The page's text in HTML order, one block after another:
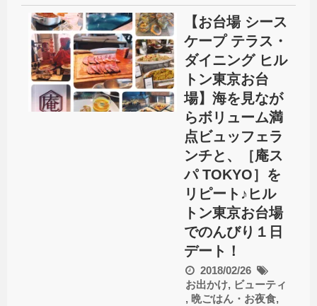
【お台場 シース
ケープ テラス・
ダイニング ヒル
トン東京お台
場】海を見なが
らボリューム満
点ビュッフェラ
ンチと、［庵ス
パ TOKYO］を
リピート♪ヒル
トン東京お台場
でのんびり１日
デート！
2018/02/26
お出かけ, ビューティ
, 晩ごはん・お夜食,